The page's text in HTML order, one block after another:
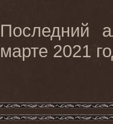
Последний
марте 2021